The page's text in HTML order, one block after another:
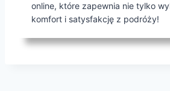
online, które zapewnia nie tylko
komfort i satysfakcję z podróży!